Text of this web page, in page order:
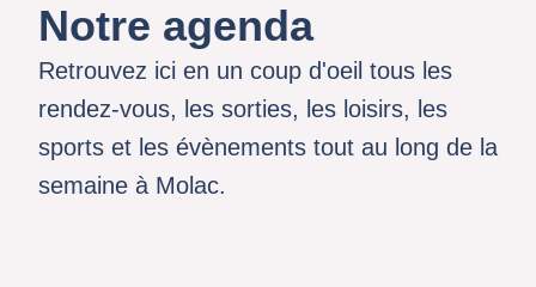
Notre agenda
Retrouvez ici en un coup d'oeil tous les
rendez-vous, les sorties, les loisirs, les
sports et les évènements tout au long de la
semaine à Molac.